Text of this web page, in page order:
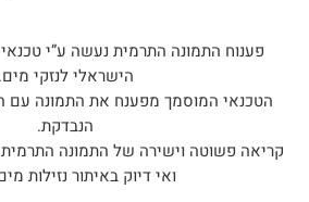
פענוח התמונה התרמית נעשה ע”י
הישראלי לנזקי מים.
הטכנאי המוסמך מפענח את התמונה עם
הנבדקת.
קריאה פשוטה וישירה של התמונה התרמית
ואי דיוק באיתור נזילות